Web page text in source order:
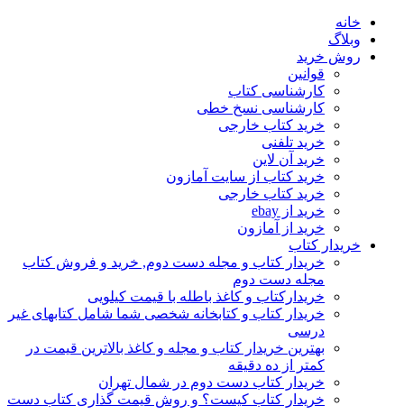
خانه
وبلاگ
روش خرید
قوانین
کارشناسی کتاب
کارشناسی نسخ خطی
خرید کتاب خارجی
خرید تلفنی
خرید آن لاین
خرید کتاب از سایت آمازون
خرید کتاب خارجی
خرید از ebay
خرید از آمازون
خریدار کتاب
خریدار کتاب و مجله دست دوم, خرید و فروش کتاب
مجله دست دوم
خریدارکتاب و کاغذ باطله با قیمت کیلویی
خریدار کتاب و کتابخانه شخصی شما شامل کتابهای غیر
درسی
بهترین خریدار کتاب و مجله و کاغذ بالاترین قیمت در
کمتر از ده دقیقه
خریدار کتاب دست دوم در شمال تهران
خریدار کتاب کیست؟ و روش قیمت گذاری کتاب دست